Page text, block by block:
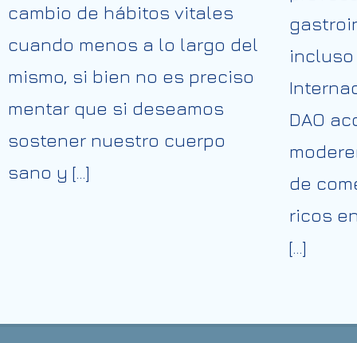
cambio de hábitos vitales
cuando menos a lo largo del
mismo, si bien no es preciso
mentar que si deseamos
sostener nuestro cuerpo
sano y […]
incluso
DAO
de
ricos
[…]